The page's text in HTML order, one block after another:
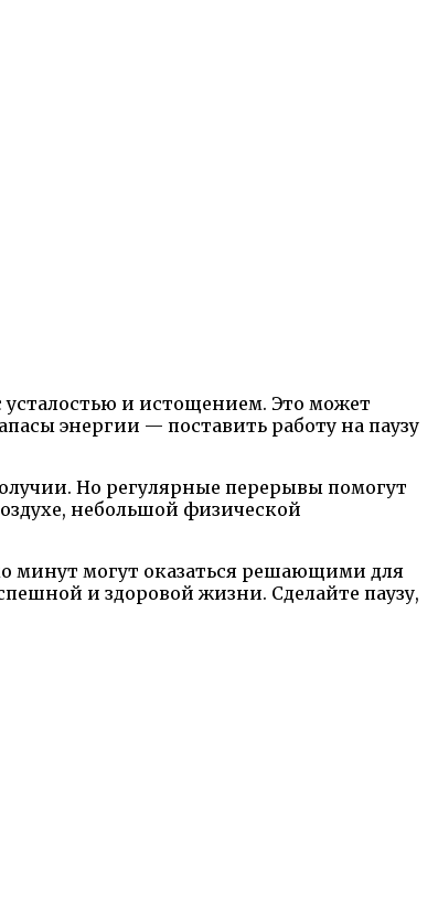
усталостью и истощением. Это может
энергии — поставить работу на паузу
Но регулярные перерывы помогут
небольшой физической
минут могут оказаться решающими для
и здоровой жизни. Сделайте паузу,